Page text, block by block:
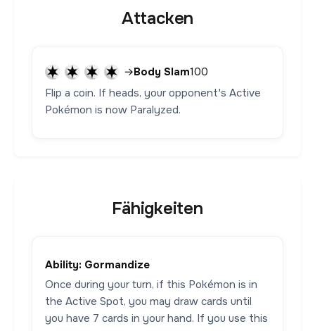
Attacken
→Body Slam100
Flip a coin. If heads, your opponent's Active
Pokémon is now Paralyzed.
Fähigkeiten
Ability: Gormandize
Once during your turn, if this Pokémon is in
the Active Spot, you may draw cards until
you have 7 cards in your hand. If you use this